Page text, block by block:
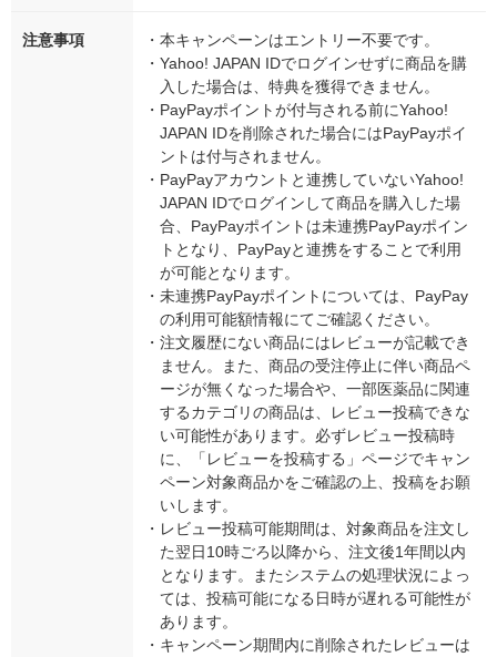
注意事項 ・ 本キャンペーンはエントリー不要です。
・ Yahoo! JAPAN IDでログインせずに商品を購
入した場合は、特典を獲得できません。
・ PayPayポイントが付与される前にYahoo!
JAPAN IDを削除された場合にはPayPayポイ
ントは付与されません。
・ PayPayアカウントと連携していないYahoo!
JAPAN IDでログインして商品を購入した場
合、PayPayポイントは未連携PayPayポイン
トとなり、PayPayと連携をすることで利用
が可能となります。
・ 未連携PayPayポイントについては、PayPay
の利用可能額情報にてご確認ください。
・ 注文履歴にない商品にはレビューが記載でき
ません。また、商品の受注停止に伴い商品ペ
ージが無くなった場合や、一部医薬品に関連
するカテゴリの商品は、レビュー投稿できな
い可能性があります。必ずレビュー投稿時
に、「レビューを投稿する」ページでキャン
ペーン対象商品かをご確認の上、投稿をお願
いします。
・ レビュー投稿可能期間は、対象商品を注文し
た翌日10時ごろ以降から、注文後1年間以内
となります。またシステムの処理状況によっ
ては、投稿可能になる日時が遅れる可能性が
あります。
・ キャンペーン期間内に削除されたレビューは